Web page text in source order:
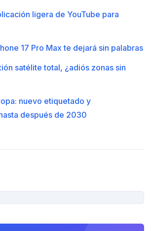
ligera de YouTube para
17 Pro Max te dejará sin palabras
satélite total, ¿adiós zonas sin
nuevo etiquetado y
después de 2030